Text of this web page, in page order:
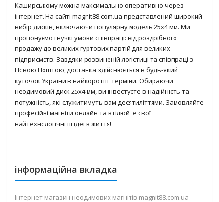
Каширськомуможна максимально оперативно через
інтернет. На сайті magnit88.com.ua представлений широкий
вибір дисків, включаючи популярну модель 25х4 мм. Ми
пропонуємо гнучкі умови співпраці: від роздрібного
продажу до великих гуртових партій для великих
підприємств. Завдяки розвиненій логістиці та співпраці з
Новою Поштою, доставка здійснюється в будь-який
куточок України в найкоротші терміни. Обираючи
неодимовий диск 25х4 мм, ви інвестуєте в надійність та
потужність, які служитимуть вам десятиліттями. Замовляйте
професійні магніти онлайн та втілюйте свої
найтехнологічніші ідеї в життя!
інформаційна вкладка
Інтернет-магазин неодимових магнітів magnit88.com.ua